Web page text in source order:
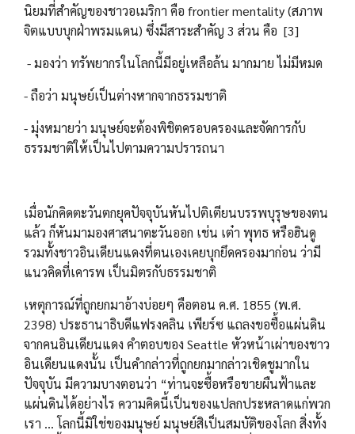
นิยมที่สำคัญของชาวอเมริกา คือ frontier mentality (สภาพ
จิตแบบบุกฝ่าพรมแดน) ซึ่งมีสาระสำคัญ 3 ส่วน คือ [3]
- มองว่า ทรัพยากรในโลกนี้มีอยู่เหลือล้น มากมาย ไม่มีหมด
- ถือว่า มนุษย์เป็นต่างหากจากธรรมชาติ
- มุ่งหมายว่า มนุษย์จะต้องพิชิตครอบครองและจัดการกับ
ธรรมชาติให้เป็นไปตามความปรารถนา
เมื่อนักคิดตะวันตกยุคปัจจุบันหันไปติเตียนบรรพบุรุษของตน
แล้ว ก็หันมามองศาสนาตะวันออก เช่น เต๋า พุทธ หรือฮินดู
รวมทั้งชาวอินเดียนแดงที่ตนเองเคยบุกยึดครองมาก่อน ว่ามี
แนวคิดที่เคารพ เป็นมิตรกับธรรมชาติ
เหตุการณ์ที่ถูกยกมาอ้างบ่อยๆ คือตอน ค.ศ. 1855 (พ.ศ.
2398) ประธานาธิบดีแฟรงคลิน เพียร์ซ แถลงขอซื้อแผ่นดิน
จากคนอินเดียนแดง คำตอบของ Seattle หัวหน้าเผ่าของชาว
อินเดียนแดงนั้น เป็นคำกล่าวที่ถูกยกมากล่าวเชิดชูมากใน
ปัจจุบัน มีความบางตอนว่า “ท่านจะซื้อหรือขายผืนฟ้าและ
แผ่นดินได้อย่างไร ความคิดนี้เป็นของแปลกประหลาดแก่พวก
เรา ... โลกนี้มิใช่ของมนุษย์ มนุษย์สิเป็นสมบัติของโลก สิ่งทั้ง